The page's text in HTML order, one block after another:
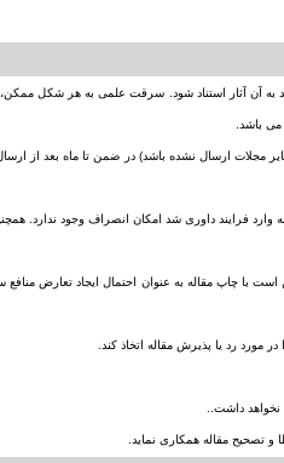
به آن آثار استناد شود. سرقت علمی به هر شکل ممکن،
باشد.
مجلات ارسال نشده باشد) در ضمن تا ماه بعد از
وارد فرایند داوری شد امکان انصراف وجود ندارد.
است با چاپ مقاله به عنوان احتمال ایجاد تعارض
مورد رد یا پذیرش مقاله اتخاذ کند.